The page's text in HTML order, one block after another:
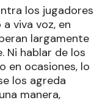
los jugadores
viva voz, en
largamente
Ni hablar de los
en ocasiones, lo
los agreda
manera,